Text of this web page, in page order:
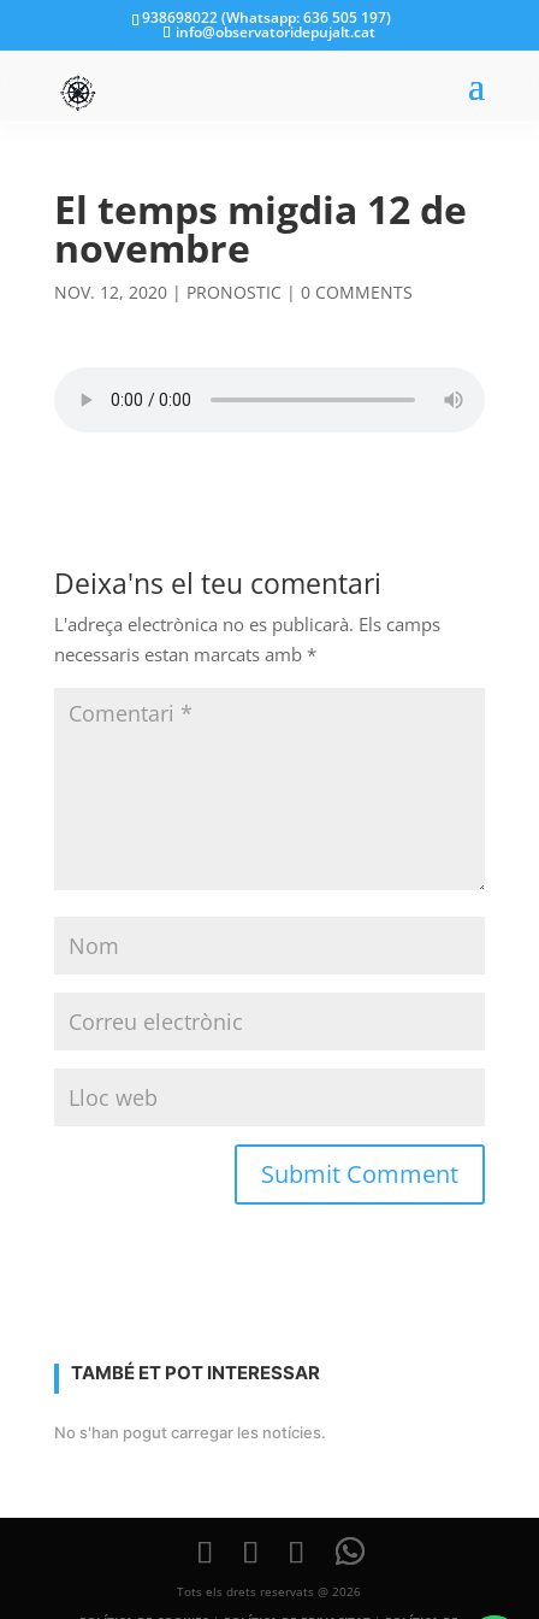
938698022 (Whatsapp: 636 505 197)
info@observatoridepujalt.cat
El temps migdia 12 de
novembre
NOV. 12, 2020| PRONOSTIC | 0 COMMENTS
Deixa'ns el teu comentari
L'adreça electrònica no es publicarà. Els camps
necessaris estan marcats amb *
TAMBÉ ET POT INTERESSAR
No s'han pogut carregar les notícies.
Tots els drets reservats @ 2026